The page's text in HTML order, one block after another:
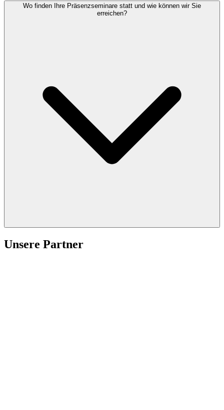
Wo finden Ihre Präsenzseminare statt und wie können wir Sie
erreichen?
Unsere Partner